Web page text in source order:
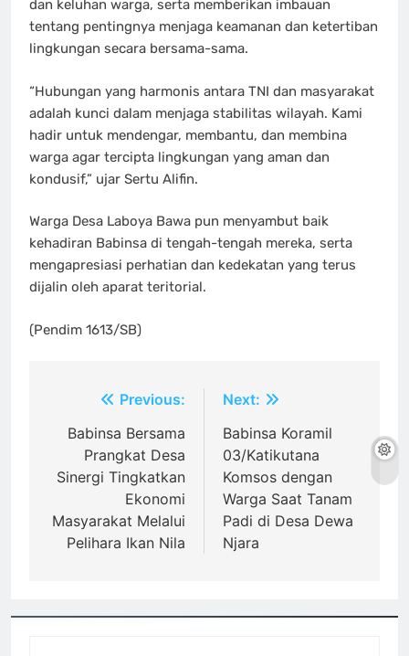
dan keluhan warga, serta memberikan imbauan
tentang pentingnya menjaga keamanan dan ketertiban
lingkungan secara bersama-sama.
“Hubungan yang harmonis antara TNI dan masyarakat
adalah kunci dalam menjaga stabilitas wilayah. Kami
hadir untuk mendengar, membantu, dan membina
warga agar tercipta lingkungan yang aman dan
kondusif,” ujar Sertu Alifin.
Warga Desa Laboya Bawa pun menyambut baik
kehadiran Babinsa di tengah-tengah mereka, serta
mengapresiasi perhatian dan kedekatan yang terus
dijalin oleh aparat teritorial.
(Pendim 1613/SB)
Navigasi
pos
Previous:
Babinsa Bersama
Prangkat Desa
Sinergi Tingkatkan
Ekonomi
Masyarakat Melalui
Pelihara Ikan Nila
Next:
Babinsa Koramil
03/Katikutana
Komsos dengan
Warga Saat Tanam
Padi di Desa Dewa
Njara